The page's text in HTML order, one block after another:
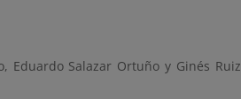
Eduardo Salazar Ortuño y Ginés Ruiz